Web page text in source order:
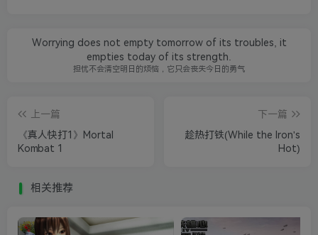
Worrying does not empty tomorrow of its troubles, it
empties today of its strength.
担忧不会清空明日的烦恼，它只会丧失今日的勇气
上一篇
《真人快打1》Mortal
Kombat 1
下一篇
趁热打铁(While the Iron's
Hot)
相关推荐